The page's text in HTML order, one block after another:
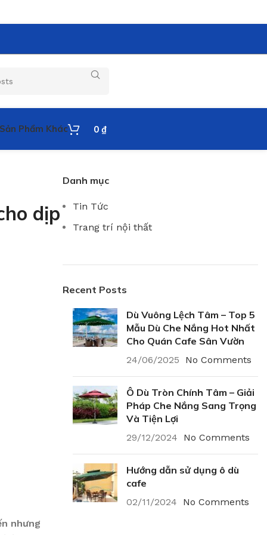
Sản Phẩm Khác 0 ₫
dịp
nhưng
Danh mục
Tin Tức
Trang trí nội thất
Recent Posts
Dù Vuông Lệch Tâm – Top 5
Mẫu Dù Che Nắng Hot Nhất
Cho Quán Cafe Sân Vườn
24/06/2025 No Comments
Ô Dù Tròn Chính Tâm – Giải
Pháp Che Nắng Sang Trọng
Và Tiện Lợi
29/12/2024 No Comments
Hướng dẫn sử dụng ô dù
cafe
02/11/2024 No Comments